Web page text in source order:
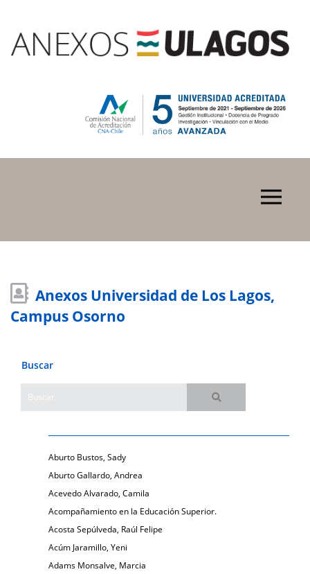
Anexos Universidad de Los Lagos,
Campus Osorno
Buscar
Aburto Bustos, Sady
Aburto Gallardo, Andrea
Acevedo Alvarado, Camila
Acompañamiento en la Educación Superior.
Acosta Sepúlveda, Raúl Felipe
Acúm Jaramillo, Yeni
Adams Monsalve, Marcia